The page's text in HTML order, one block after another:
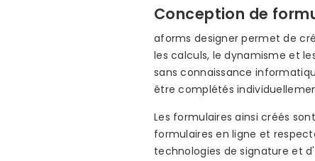
Conception de
aforms designer permet de
les calculs, le dynamisme et
sans connaissance
être complétés
Les formulaires ainsi créés
formulaires en ligne et
technologies de signature et